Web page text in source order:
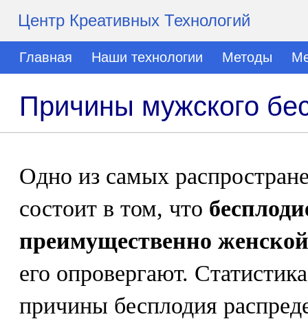
Центр Креативных Технологий
Главная Наши технологии Методы
Причины мужского
Одно из самых
состоит в том, что
преимущественно
его опровергают.
причины бесплодия